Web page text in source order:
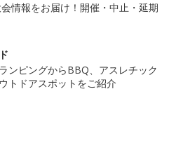
情報をお届け！開催・中止・延期
ンピングからBBQ、アスレチック
トドアスポットをご紹介